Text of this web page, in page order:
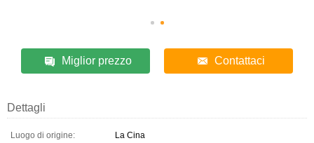
Miglior prezzo Contattaci
Dettagli
Luogo di origine:
La Cina